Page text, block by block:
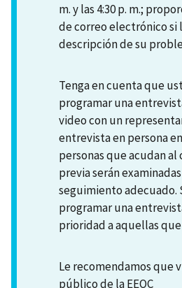
m. y las 4:30 p. m.;
de correo electrónico si
descripción de su
Tenga en cuenta que
programar una
video con un
entrevista en persona
personas que acudan
previa serán
seguimiento adecuado.
programar una
prioridad a aquellas
Le recomendamos que
público de la EEOC